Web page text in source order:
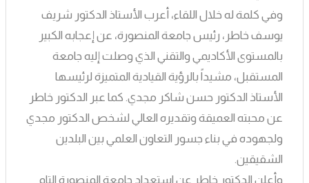
وفي كلمة له خلال اللقاء، أعرب الأستاذ الدكتور شريف
يوسف خاطر، رئيس جامعة المنصورة، عن إعجابه الكبير
بالمستوى الأكاديمي والتقني الذي وصلت إليه جامعة
المستقبل، مشيداً بالرؤية القيادية المتميزة لرئيسها
الأستاذ الدكتور حسن شاكر مجدي. كما عبر الدكتور خاطر
عن محبته العميقة وتقديره العالي لشخص الدكتور مجدي
ولجهوده في بناء جسور التعاون العلمي بين البلدين
الشقيقين.
وأعلن الدكتور خاطر عن استعداد جامعة المنصورة التام